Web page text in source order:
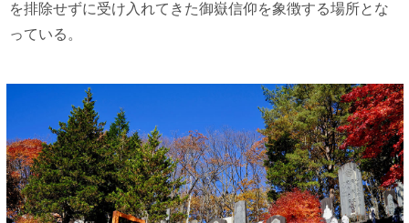
を排除せずに受け入れてきた御嶽信仰を象徴する場所とな
っている。